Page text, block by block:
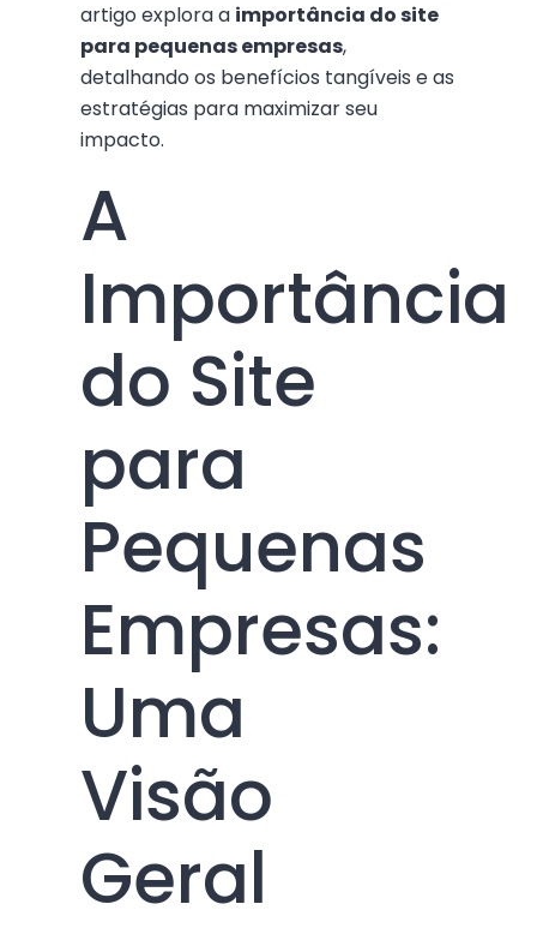
artigo explora a importância do site
para pequenas empresas,
detalhando os benefícios tangíveis e as
estratégias para maximizar seu
impacto.
A
Importância
do Site
para
Pequenas
Empresas:
Uma
Visão
Geral